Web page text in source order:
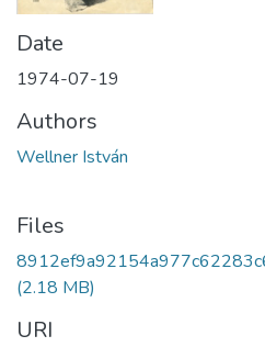
Date
1974-07-19
Authors
Wellner István
Files
(2.18 MB)
URI